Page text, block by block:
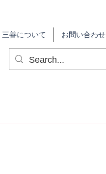
三善について お問い合わせ